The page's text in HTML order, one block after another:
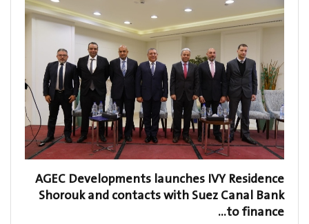
AGEC Developments launches IVY Residence
Shorouk and contacts with Suez Canal Bank
to finance…